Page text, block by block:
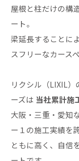
屋根と柱だけの構
ート。
梁延長することに
スフリーなカース
リクシル（LIXIL
ーズは 当社累計施
大阪・三重・愛知
ー１の施工実績を
ともに高く、自信